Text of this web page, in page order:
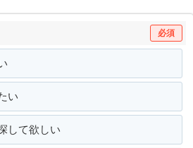
必須
い
して欲しい